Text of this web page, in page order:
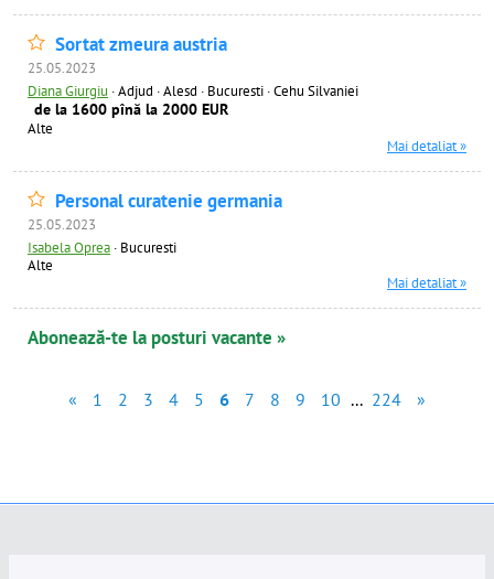
Sortat zmeura austria
25.05.2023
Diana Giurgiu ·Adjud · Alesd · Bucuresti · Cehu Silvaniei
de la 1600 pînă la 2000 EUR
Alte
Mai detaliat »
Personal curatenie germania
25.05.2023
Isabela Oprea · Bucuresti
Alte
Mai detaliat »
Abonează-te la posturi vacante »
« 1 2 3 4 5 6 7 8 9 10 ... 224 »